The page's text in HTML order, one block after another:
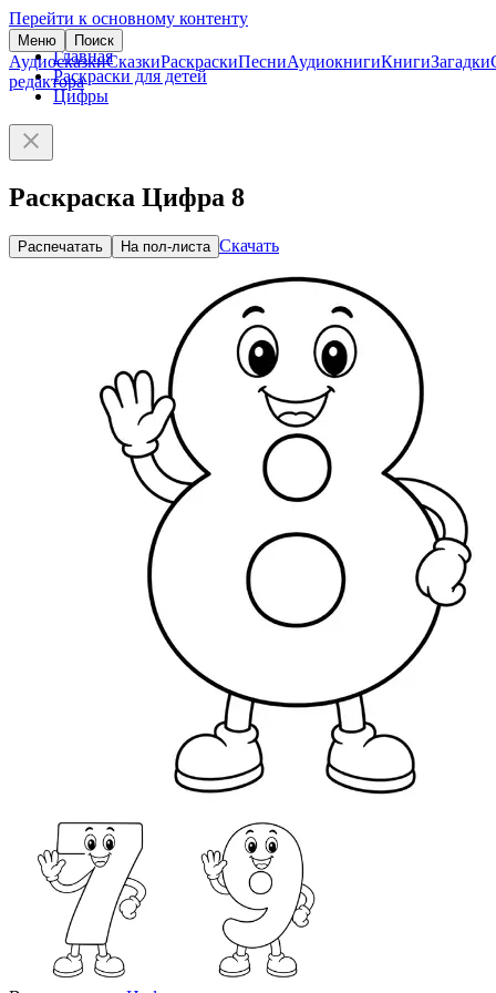
Перейти к основному контенту
Меню Поиск
АудиосказкиСказкиРаскраскиПесниАудиокнигиКнигиЗагадки
редактора
Главная
Раскраски для детей
Цифры
Раскраска Цифра 8
Распечатать На пол-листа Скачать